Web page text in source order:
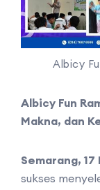
Albicy
Albicy Fun
Makna, dan
Semarang,
sukses